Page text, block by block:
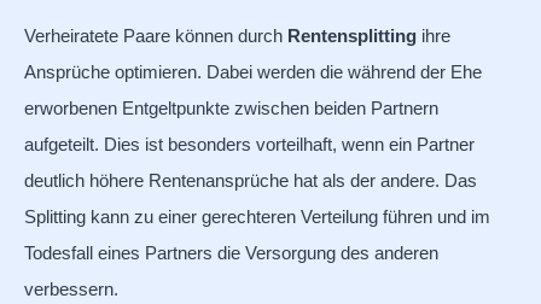
Verheiratete Paare können durch Rentensplitting ihre
Ansprüche optimieren. Dabei werden die während der Ehe
erworbenen Entgeltpunkte zwischen beiden Partnern
aufgeteilt. Dies ist besonders vorteilhaft, wenn ein Partner
deutlich höhere Rentenansprüche hat als der andere. Das
Splitting kann zu einer gerechteren Verteilung führen und im
Todesfall eines Partners die Versorgung des anderen
verbessern.